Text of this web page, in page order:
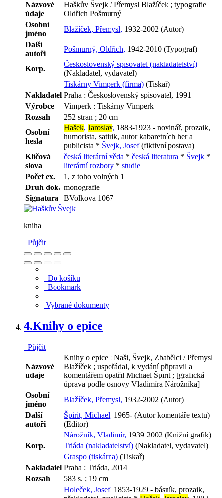
Názvové
údaje
Haškův Švejk / Přemysl Blažíček ; typografie
Oldřich Pošmurný
Osobní
jméno
Blažíček, Přemysl, 1932-2002 (Autor)
Další
autoři
Pošmurný, Oldřich, 1942-2010 (Typograf)
Korp.
Československý spisovatel (nakladatelství)
(Nakladatel, vydavatel)
Tiskárny Vimperk (firma) (Tiskař)
Nakladatel Praha : Československý spisovatel, 1991
Výrobce
Vimperk : Tiskárny Vimperk
Rozsah
252 stran ; 20 cm
Osobní
hesla
Hašek, Jaroslav, 1883-1923 - novinář, prozaik,
humorista, satirik, autor kabaretních her a
publicista * Švejk, Josef(fiktivní postava)
Klíčová
slova
česká literární věda * česká literatura * Švejk *
literární rozbory * studie
Počet ex.
1, z toho volných 1
Druh dok. monografie
Signatura
BVolkova 1067
kniha
Půjčit
Do košíku
Bookmark
Vybrané dokumenty
4.Knihy o epice
Půjčit
Názvové
údaje
Knihy o epice : Naši, Švejk, Zbabělci / Přemysl
Blažíček ; uspořádal, k vydání připravil a
komentářem opatřil Michael Špirit ; [grafická
úprava podle osnovy Vladimíra Nárožníka]
Osobní
jméno
Blažíček, Přemysl, 1932-2002 (Autor)
Další
autoři
Špirit, Michael, 1965- (Autor komentáře textu)
(Editor)
Nárožník, Vladimír, 1939-2002 (Knižní grafik)
Korp.
Triáda (nakladatelství) (Nakladatel, vydavatel)
Graspo (tiskárna) (Tiskař)
Nakladatel Praha : Triáda, 2014
Rozsah
583 s. ; 19 cm
Holeček, Josef, 1853-1929 - básník, prozaik,